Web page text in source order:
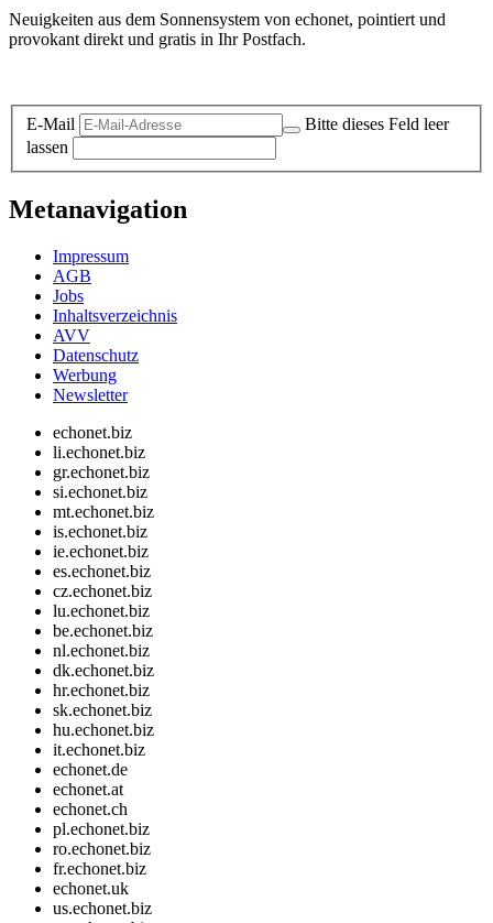
Neuigkeiten aus dem Sonnensystem von echonet, pointiert und
provokant direkt und gratis in Ihr Postfach.
E-Mail
Bitte dieses Feld leer
lassen
Metanavigation
Impressum
AGB
Jobs
Inhaltsverzeichnis
AVV
Datenschutz
Werbung
Newsletter
echonet.biz
li.echonet.biz
gr.echonet.biz
si.echonet.biz
mt.echonet.biz
is.echonet.biz
ie.echonet.biz
es.echonet.biz
cz.echonet.biz
lu.echonet.biz
be.echonet.biz
nl.echonet.biz
dk.echonet.biz
hr.echonet.biz
sk.echonet.biz
hu.echonet.biz
it.echonet.biz
echonet.de
echonet.at
echonet.ch
pl.echonet.biz
ro.echonet.biz
fr.echonet.biz
echonet.uk
us.echonet.biz